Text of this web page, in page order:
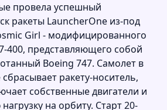
провела успешный
ракеты LauncherOne из-под
Girl - модифицированного
400, представляющего собой
Boeing 747. Самолет в
ракету-носитель,
собственные двигатели и
на орбиту. Старт 20-